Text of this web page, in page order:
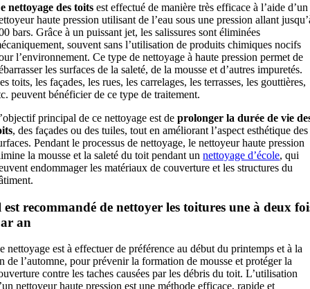
nettoyage des toits est effectué de manière très efficace à l’aide d’un
haute pression utilisant de l’eau sous une pression allant
bars. Grâce à un puissant jet, les salissures sont éliminées
souvent sans l’utilisation de produits chimiques nocifs
l’environnement. Ce type de nettoyage à haute pression permet de
les surfaces de la saleté, de la mousse et d’autres impuretés.
toits, les façades, les rues, les carrelages, les terrasses, les gouttières,
peuvent bénéficier de ce type de traitement.
principal de ce nettoyage est deprolonger la durée de vie
, des façades ou des tuiles, tout en améliorant l’aspect esthétique des
Pendant le processus de nettoyage, le nettoyeur haute pression
la mousse et la saleté du toit pendant unnettoyage d’école, qui
endommager les matériaux de couverture et les structures du
est recommandé de nettoyer les toitures une à deux
an
nettoyage est à effectuer de préférence au début du printemps et à la
de l’automne, pour prévenir la formation de mousse et protéger la
contre les taches causées par les débris du toit. L’utilisation
nettoyeur haute pression est une méthode efficace, rapide et